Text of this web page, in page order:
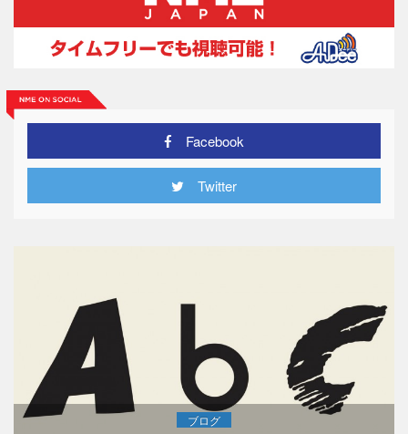
Facebook
Twitter
ブログ